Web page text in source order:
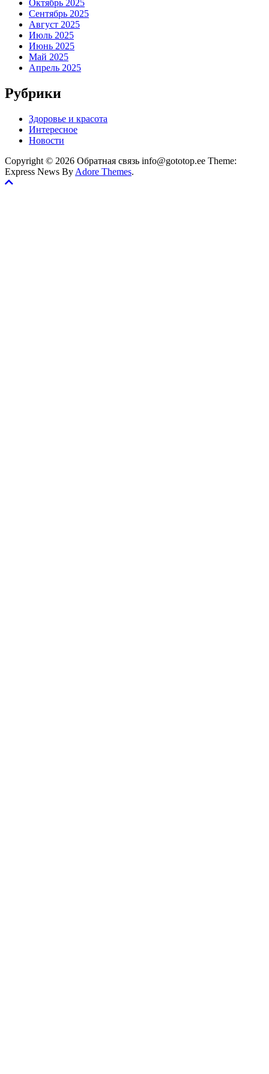
Октябрь 2025
Сентябрь 2025
Август 2025
Июль 2025
Июнь 2025
Май 2025
Апрель 2025
Рубрики
Здоровье и красота
Интересное
Новости
Copyright © 2026 Обратная связь info@gototop.ee Theme:
Express News By Adore Themes.